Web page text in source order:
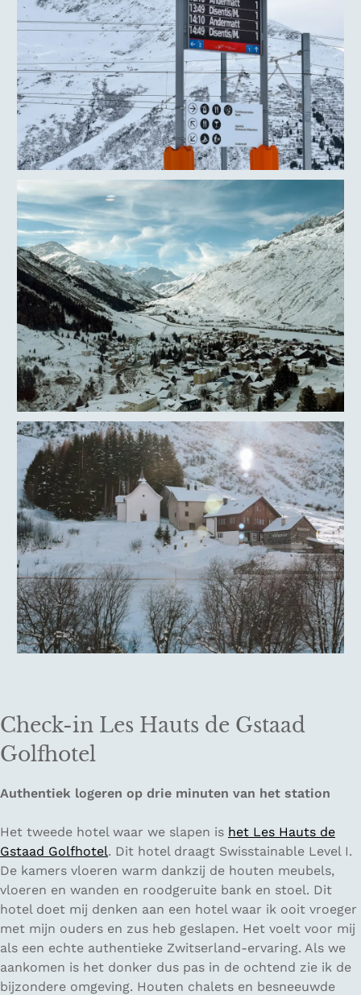
Check-in Les Hauts de Gstaad
Golfhotel
Authentiek logeren op drie minuten van het station
Het tweede hotel waar we slapen is het Les Hauts de
Gstaad Golfhotel. Dit hotel draagt Swisstainable Level I.
De kamers vloeren warm dankzij de houten meubels,
vloeren en wanden en roodgeruite bank en stoel. Dit
hotel doet mij denken aan een hotel waar ik ooit vroeger
met mijn ouders en zus heb geslapen. Het voelt voor mij
als een echte authentieke Zwitserland-ervaring. Als we
aankomen is het donker dus pas in de ochtend zie ik de
bijzondere omgeving. Houten chalets en besneeuwde